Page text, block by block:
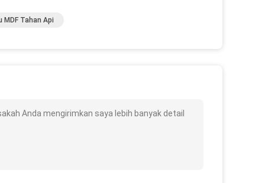
MDF Tahan Api
Anda mengirimkan saya lebih banyak detail